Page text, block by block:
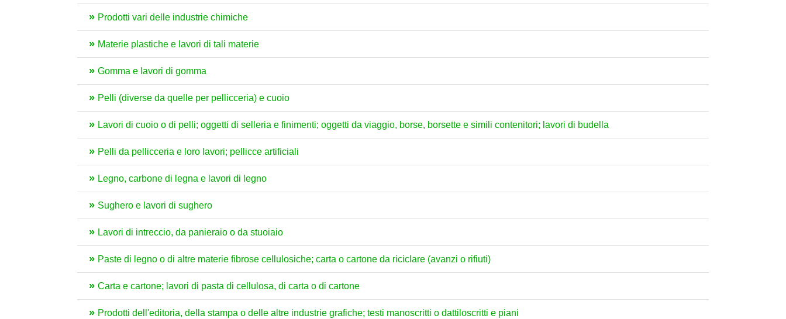
Prodotti vari delle industrie chimiche
Materie plastiche e lavori di tali materie
Gomma e lavori di gomma
Pelli (diverse da quelle per pellicceria) e cuoio
Lavori di cuoio o di pelli; oggetti di selleria e finimenti; oggetti da viaggio, borse, borsette e simili contenitori; lavori di budella
Pelli da pellicceria e loro lavori; pellicce artificiali
Legno, carbone di legna e lavori di legno
Sughero e lavori di sughero
Lavori di intreccio, da panieraio o da stuoiaio
Paste di legno o di altre materie fibrose cellulosiche; carta o cartone da riciclare (avanzi o rifiuti)
Carta e cartone; lavori di pasta di cellulosa, di carta o di cartone
Prodotti dell'editoria, della stampa o delle altre industrie grafiche; testi manoscritti o dattiloscritti e piani